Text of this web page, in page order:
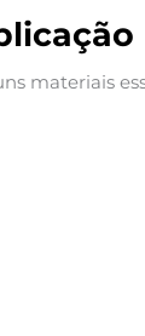
materiais